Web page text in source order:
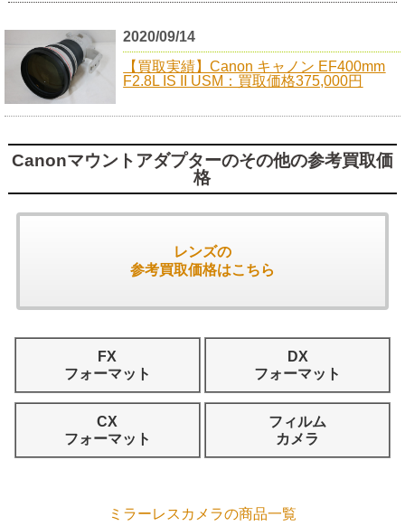
2020/09/14
【買取実績】Canon キャノン EF400mm
F2.8L IS II USM：買取価格375,000円
Canonマウントアダプターのその他の参考買取価
格
レンズの
参考買取価格はこちら
FX
フォーマット
DX
フォーマット
CX
フォーマット
フィルム
カメラ
ミラーレスカメラの商品一覧